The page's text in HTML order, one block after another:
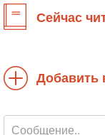
Сейчас
Добавить